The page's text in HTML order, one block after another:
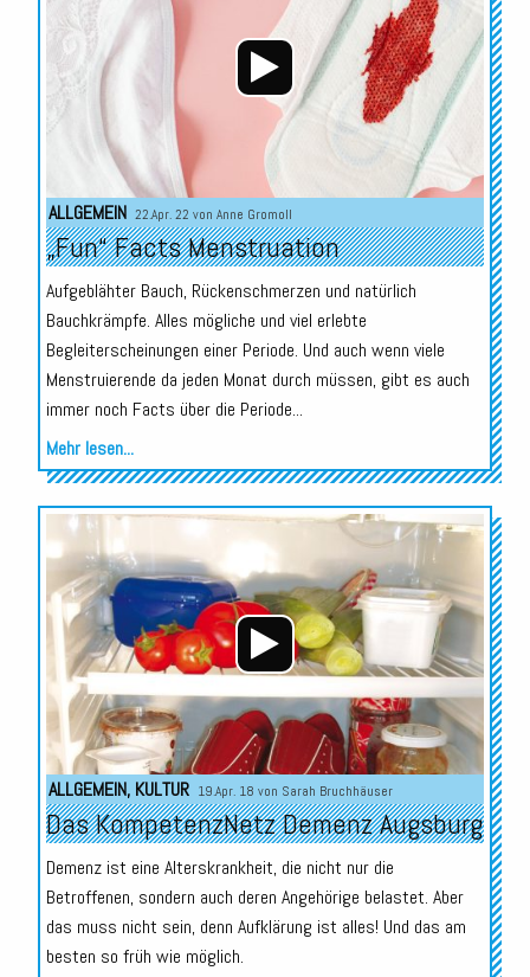
ALLGEMEIN 22.Apr. 22 von Anne Gromoll
„Fun“ Facts Menstruation
Aufgeblähter Bauch, Rückenschmerzen und natürlich
Bauchkrämpfe. Alles mögliche und viel erlebte
Begleiterscheinungen einer Periode. Und auch wenn viele
Menstruierende da jeden Monat durch müssen, gibt es auch
immer noch Facts über die Periode...
Mehr lesen...
Audio-
Player
ALLGEMEIN, KULTUR 19.Apr. 18 von Sarah Bruchhäuser
Das KompetenzNetz Demenz Augsburg
Demenz ist eine Alterskrankheit, die nicht nur die
Betroffenen, sondern auch deren Angehörige belastet. Aber
das muss nicht sein, denn Aufklärung ist alles! Und das am
besten so früh wie möglich.